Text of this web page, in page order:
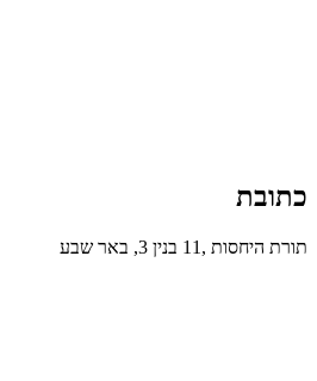
כתובת
תורת היחסות ,11 בנין 3, באר שבע